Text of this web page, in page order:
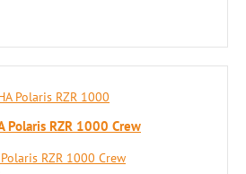
RZR 1000 Crew
RZR 1000 Crew